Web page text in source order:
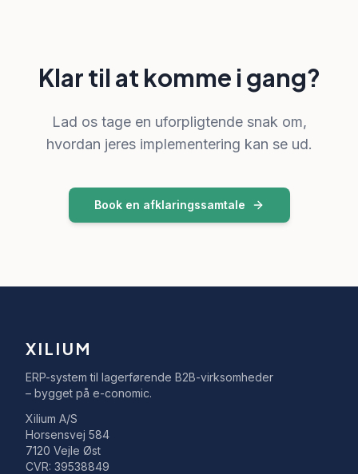
Klar til at komme i gang?
Lad os tage en uforpligtende snak om,
hvordan jeres implementering kan se ud.
Book en afklaringssamtale
XILIUM
ERP-system til lagerførende B2B-virksomheder
– bygget på e-conomic.
Xilium A/S
Horsensvej 584
7120 Vejle Øst
CVR: 39538849